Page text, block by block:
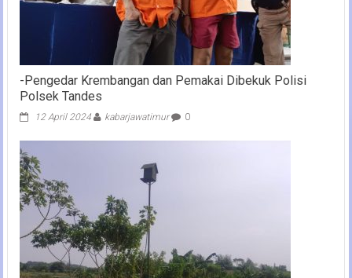
-Pengedar Krembangan dan Pemakai Dibekuk Polisi
Polsek Tandes
12 April 2024 kabarjawatimur 0